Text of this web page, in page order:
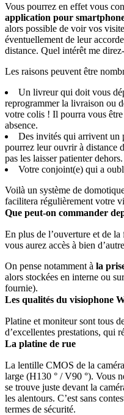
Vous pourrez en effet vous
application pour
alors possible de voir vos
éventuellement de leur
distance. Quel intérêt me
Les raisons peuvent être
Un livreur qui doit vous
reprogrammer la livraison ou
votre colis ! Il pourra vous
absence.
Des invités qui arrivent
pourrez leur ouvrir à distance
pas les laisser patienter dehors.
Votre conjoint(e) qui a
Voilà un système de
facilitera régulièrement votre
Que peut-on commander
En plus de l’ouverture et de
vous aurez accès à bien
On pense notamment à la
alors stockées en interne ou
fournie).
Les qualités du visiophone
Platine et moniteur sont tous
d’excellentes prestations, qui
La platine de rue
La lentille CMOS de la
large (H130 ° / V90 °). Vous
se trouve juste devant la
les alentours. C’est sans
termes de sécurité.